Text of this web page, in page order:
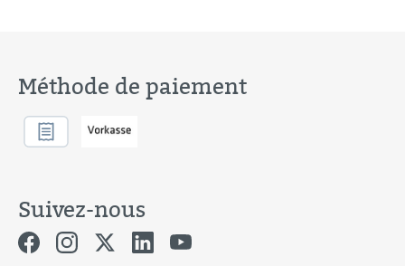
Méthode de paiement
Suivez-nous